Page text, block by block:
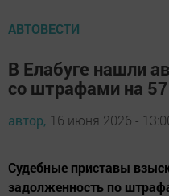
АВТОВЕСТИ
В Елабуге нашли
со штрафами на
автор, 16 июня 2026 -
Судебные приставы
задолженность по